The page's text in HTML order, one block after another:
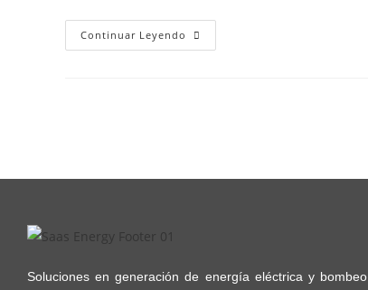
Continuar Leyendo
Soluciones en generación de energía eléctrica y bombeo